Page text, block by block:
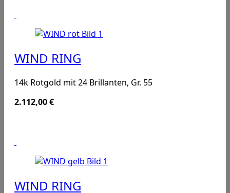
WIND RING
14k Rotgold mit 24 Brillanten, Gr. 55
2.112,00€
WIND RING